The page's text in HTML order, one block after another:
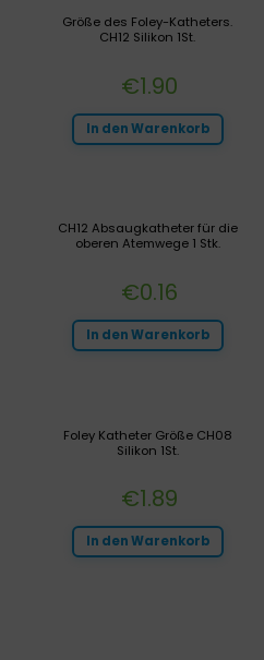
Größe des Foley-Katheters.
CH12 Silikon 1St.
€1.90
In den Warenkorb
CH12 Absaugkatheter für die
oberen Atemwege 1 Stk.
€0.16
In den Warenkorb
Foley Katheter Größe CH08
Silikon 1St.
€1.89
In den Warenkorb